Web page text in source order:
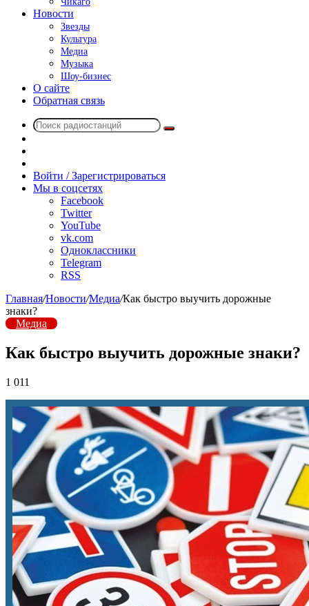
Новости
Звезды
Культура
Медиа
Музыка
Шоу-бизнес
О сайте
Обратная связь
Поиск
радио
Войти / Зарегистрироваться
Мы в соцсетях
Facebook
Twitter
YouTube
vk.com
Одноклассники
Telegram
RSS
Главная/Новости/Медиа/Как быстро выучить дорожные
знаки?
Медиа
Как быстро выучить дорожные знаки?
1 011